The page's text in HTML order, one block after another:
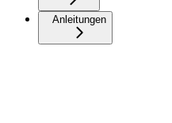
Anleitungen